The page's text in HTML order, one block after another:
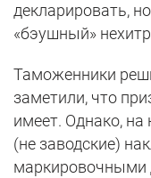
декларировать,
«бэушный»
Таможенники
заметили, что
имеет. Однако, на
(не заводские)
маркировочными